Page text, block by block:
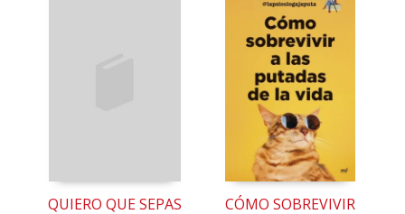
QUIERO QUE SEPAS
CÓMO SOBREVIVIR